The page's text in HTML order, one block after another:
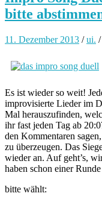
bitte
11. Dezember 2013 /ui. /
Es ist wieder so weit!
improvisierte Lieder im
Mal herauszufinden,
ihr fast jeden Tag ab
den Kommentaren
zu überzeugen. Das
wieder an. Auf geht’s,
haben schon einer
bitte wählt: